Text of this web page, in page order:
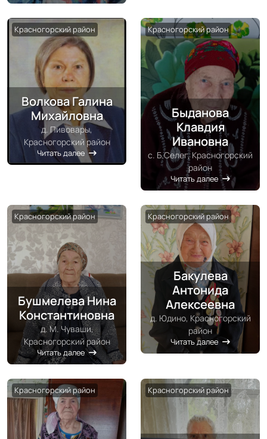
Красногорский район
Волкова Галина
Михайловна
д. Пивовары,
Красногорский район
Читать далее
Красногорский район
Быданова
Клавдия
Ивановна
с. Б.Селег, Красногорский
район
Читать далее
Красногорский район
Бушмелева Нина
Константиновна
д. М. Чуваши,
Красногорский район
Читать далее
Красногорский район
Бакулева
Антонида
Алексеевна
д. Юдино, Красногорский
район
Читать далее
Красногорский район Красногорский район